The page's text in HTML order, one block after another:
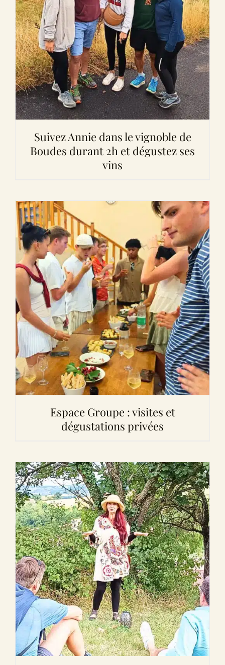
Suivez Annie dans le vignoble de
Boudes durant 2h et dégustez ses
vins
Espace Groupe : visites et
dégustations privées